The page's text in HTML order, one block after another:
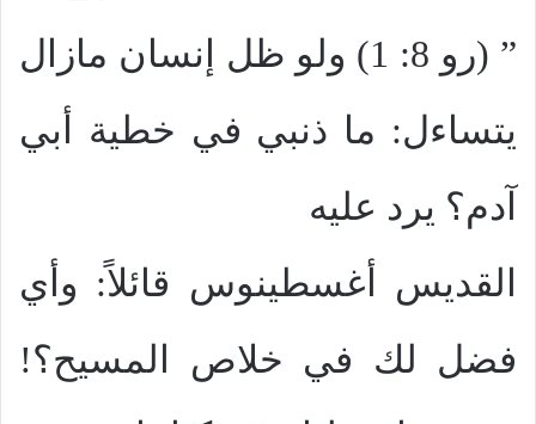
” (رو 8: 1) ولو ظل إنسان مازال
يتساءل: ما ذنبي في خطية أبي
آدم؟ يرد عليه
القديس أغسطينوس قائلاً: وأي
فضل لك في خلاص المسيح؟!